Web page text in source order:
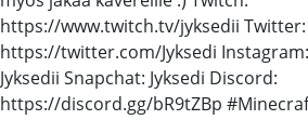
https://www.twitch.tv/jyksedii Twitter:
https://twitter.com/Jyksedi Instagram:
Jyksedii Snapchat: Jyksedi Discord:
https://discord.gg/bR9tZBp